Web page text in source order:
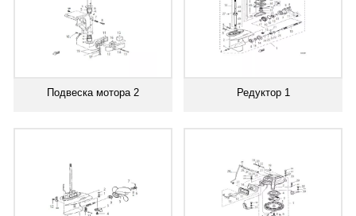
Подвеска мотора 2 Редуктор 1